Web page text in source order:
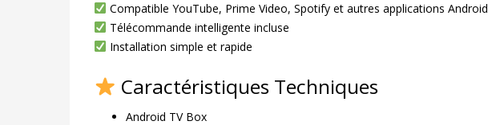
Compatible YouTube, Prime Video, Spotify et autres applications Android
Télécommande intelligente incluse
Installation simple et rapide
Caractéristiques Techniques
Android TV Box